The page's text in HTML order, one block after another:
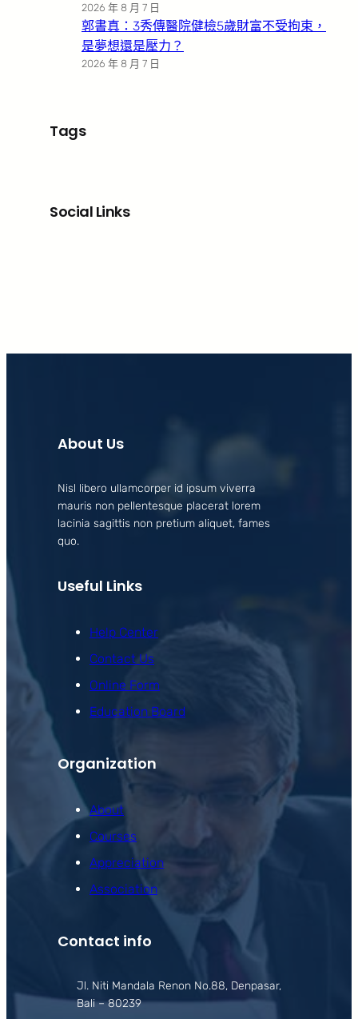
2026 年 8 月 7 日
郭書真：3秀傳醫院健檢5歲財富不受拘束，
是夢想還是壓力？
2026 年 8 月 7 日
Tags
Social Links
About Us
Nisl libero ullamcorper id ipsum viverra
mauris non pellentesque placerat lorem
lacinia sagittis non pretium aliquet, fames
quo.
Useful Links
Help Center
Contact Us
Online Form
Education Board
Organization
About
Courses
Appreciation
Association
Contact info
Jl. Niti Mandala Renon No.88, Denpasar,
Bali – 80239